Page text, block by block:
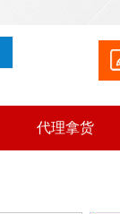
代理拿货